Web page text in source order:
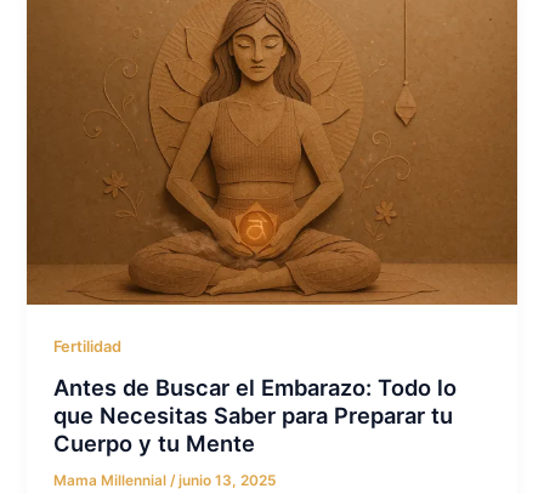
Fertilidad
Antes de Buscar el Embarazo: Todo lo
que Necesitas Saber para Preparar tu
Cuerpo y tu Mente
Mama Millennial/junio 13, 2025